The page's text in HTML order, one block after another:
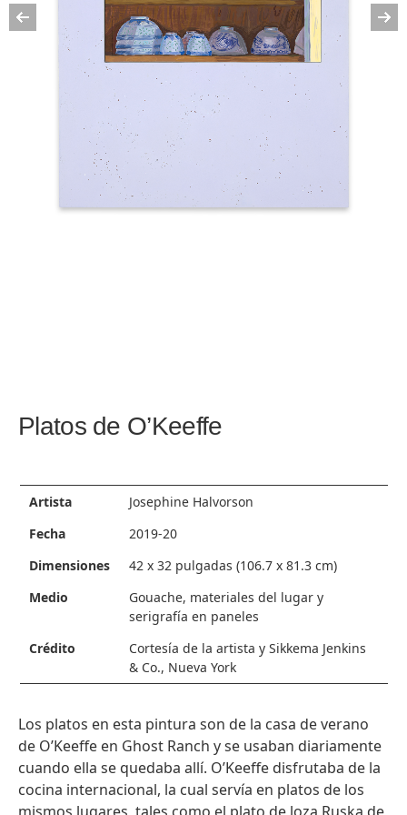
+
Platos de O’Keeffe
Artista
Josephine Halvorson
Fecha
2019-20
Dimensiones
42 x 32 pulgadas (106.7 x 81.3 cm)
Medio
Gouache, materiales del lugar y
serigrafía en paneles
Crédito
Cortesía de la artista y Sikkema Jenkins
& Co., Nueva York
Los platos en esta pintura son de la casa de verano
de O’Keeﬀe en Ghost Ranch y se usaban diariamente
cuando ella se quedaba allí. O’Keeﬀe disfrutaba de la
cocina internacional, la cual servía en platos de los